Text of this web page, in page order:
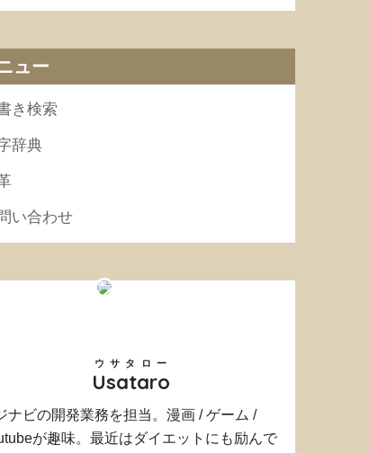
ュー
き検索
辞典
い合わせ
Usataro
ウサタロー
ナビの開発業務を担当。漫画 / ゲーム /
が趣味。最近はダイエットにも励んで